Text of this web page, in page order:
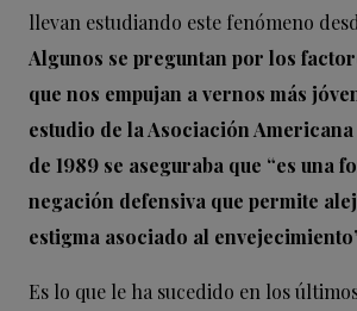
llevan estudiando este fenómeno
Algunos se preguntan por los
que nos empujan a vernos más
estudio de la Asociación
de 1989 se aseguraba que “es una
negación defensiva que permite
estigma asociado al
Es lo que le ha sucedido en los